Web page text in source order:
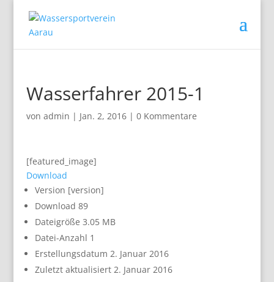
Wasserfahrer 2015-1
von admin | Jan. 2, 2016| 0 Kommentare
[featured_image]
Download
Version [version]
Download 89
Dateigröße 3.05 MB
Datei-Anzahl 1
Erstellungsdatum 2. Januar 2016
Zuletzt aktualisiert 2. Januar 2016